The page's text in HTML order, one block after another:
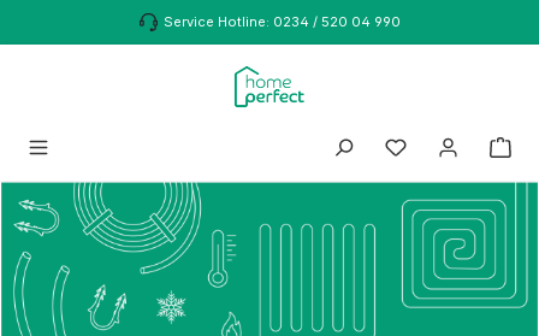
Zum Hauptinhalt springenService Hotline: 0234 / 520 04 990